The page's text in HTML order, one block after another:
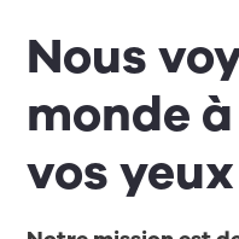
Nous
monde
vos yeux